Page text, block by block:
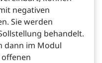
negativen
Sie werden
behandelt.
dann im Modul